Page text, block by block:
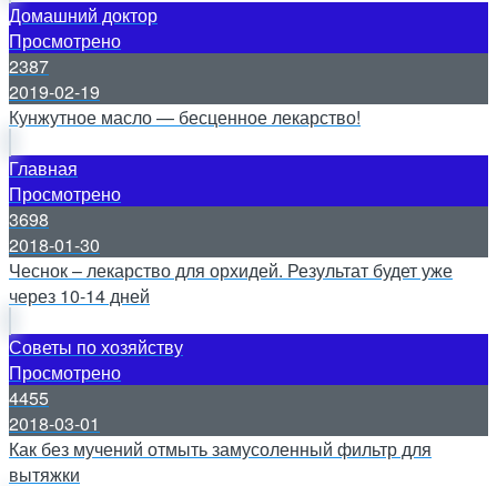
Домашний доктор
Просмотрено
2387
2019-02-19
Кунжутное масло — бесценное лекарство!
Главная
Просмотрено
3698
2018-01-30
Чеснок – лекарство для орхидей. Результат будет уже
через 10-14 дней
Советы по хозяйству
Просмотрено
4455
2018-03-01
Как без мучений отмыть замусоленный фильтр для
вытяжки